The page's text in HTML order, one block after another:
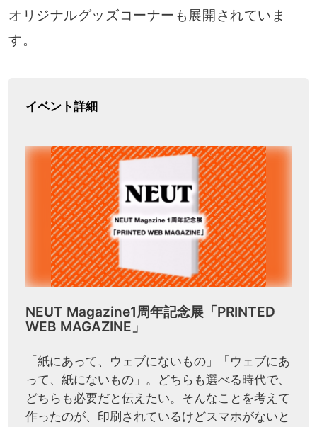
オリジナルグッズコーナーも展開されていま
す。
イベント詳細
NEUT Magazine1周年記念展「PRINTED
WEB MAGAZINE」
「紙にあって、ウェブにないもの」「ウェブにあ
って、紙にないもの」。どちらも選べる時代で、
どちらも必要だと伝えたい。そんなことを考えて
作ったのが、印刷されているけどスマホがないと